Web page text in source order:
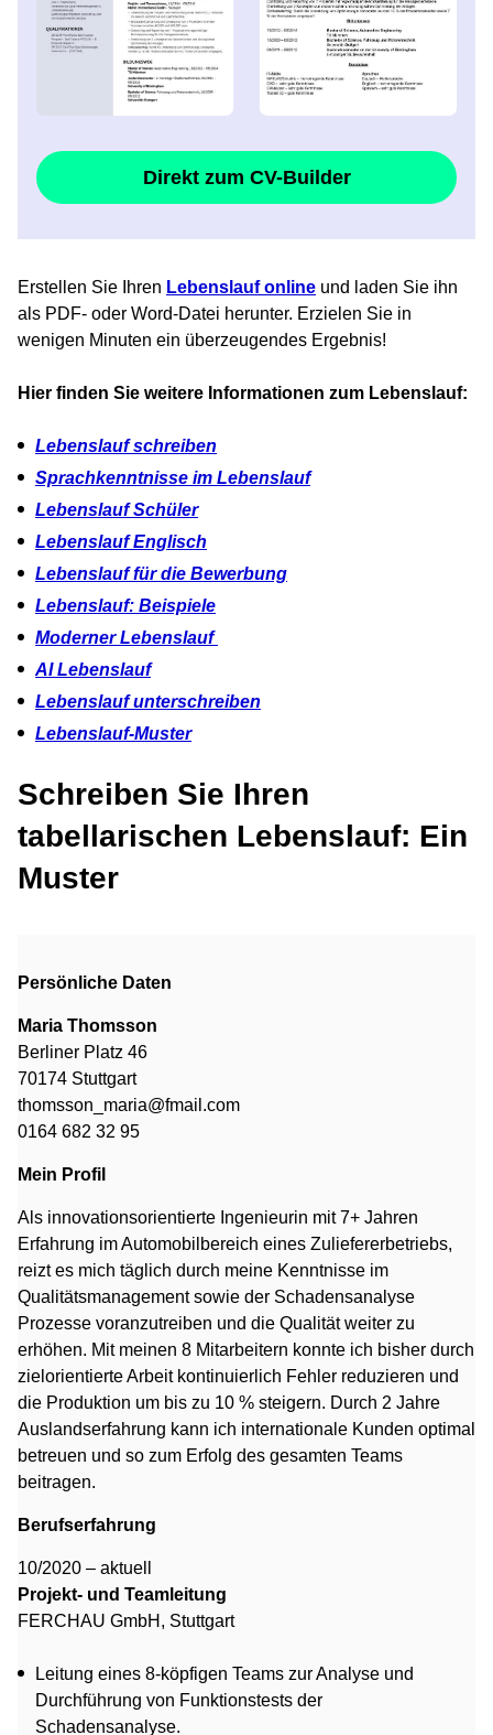
Direkt zum CV-Builder
Erstellen Sie Ihren Lebenslauf online und laden Sie ihn
als PDF- oder Word-Datei herunter. Erzielen Sie in
wenigen Minuten ein überzeugendes Ergebnis!
Hier finden Sie weitere Informationen zum Lebenslauf:
Lebenslauf schreiben
Sprachkenntnisse im Lebenslauf
Lebenslauf Schüler
Lebenslauf Englisch
Lebenslauf für die Bewerbung
Lebenslauf: Beispiele
Moderner Lebenslauf
AI Lebenslauf
Lebenslauf unterschreiben
Lebenslauf-Muster
Schreiben Sie Ihren
tabellarischen Lebenslauf: Ein
Muster
Persönliche Daten
Maria Thomsson
Berliner Platz 46
70174 Stuttgart
thomsson_maria@fmail.com
0164 682 32 95
Mein Profil
Als innovationsorientierte Ingenieurin mit 7+ Jahren
Erfahrung im Automobilbereich eines Zuliefererbetriebs,
reizt es mich täglich durch meine Kenntnisse im
Qualitätsmanagement sowie der Schadensanalyse
Prozesse voranzutreiben und die Qualität weiter zu
erhöhen. Mit meinen 8 Mitarbeitern konnte ich bisher durch
zielorientierte Arbeit kontinuierlich Fehler reduzieren und
die Produktion um bis zu 10 % steigern. Durch 2 Jahre
Auslandserfahrung kann ich internationale Kunden optimal
betreuen und so zum Erfolg des gesamten Teams
beitragen.
Berufserfahrung
10/2020 – aktuell
Projekt- und Teamleitung
FERCHAU GmbH, Stuttgart
Leitung eines 8-köpfigen Teams zur Analyse und
Durchführung von Funktionstests der
Schadensanalyse.